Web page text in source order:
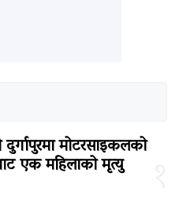
मोटरसाइकलको
एक महिलाको मृत्यु